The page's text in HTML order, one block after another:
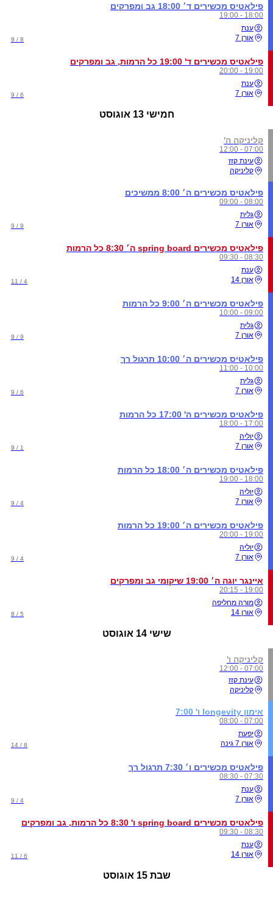
פילאטיס מכשירים ד׳ 18:00 גב ומפרקים
18:00 - 19:00
ענת
אורן 7
8 / 9
פילאטיס מכשירים ד' 19:00 כל הרמות, גב ומפרקים
19:00 - 20:00
ענת
אורן 7
6 / 9
חמישי 13 אוגוסט
קליניקה ה'
07:00 - 12:00
עינת קזז
קליניקה
פילאטיס מכשירים ה׳ 8:00 ממשיכים
08:00 - 09:00
גלית
אורן 7
9 / 9
פילאטיס מכשירים spring board ה׳ 8:30 כל הרמות
08:30 - 09:30
ענת
אורן 14
4 / 11
פילאטיס מכשירים ה׳ 9:00 כל הרמות
09:00 - 10:00
גלית
אורן 7
9 / 9
פילאטיס מכשירים ה׳ 10:00 תרגול רך
10:00 - 11:00
גלית
אורן 7
6 / 9
פילאטיס מכשירים ה' 17:00 כל הרמות
17:00 - 18:00
יוליה
אורן 7
1 / 9
פילאטיס מכשירים ה׳ 18:00 כל הרמות
18:00 - 19:00
יוליה
אורן 7
4 / 9
פילאטיס מכשירים ה׳ 19:00 כל הרמות
19:00 - 20:00
יוליה
אורן 7
4 / 9
איינגר יוגה ה׳ 19:00 שיקומי גב ומפרקים
19:00 - 20:15
מורה מחליפה
אורן 14
5 / 8
שישי 14 אוגוסט
קליניקה ו'
07:00 - 12:00
עינת קזז
קליניקה
אימון longevity ו' 7:00
07:00 - 08:00
יפעת
אורן 7 גינה
8 / 14
פילאטיס מכשירים ו׳ 7:30 תרגול רך
07:30 - 08:30
ענת
אורן 7
4 / 9
פילאטיס מכשירים spring board ו' 8:30 כל הרמות, גב ומפרקים
08:30 - 09:30
ענת
אורן 14
6 / 11
שבת 15 אוגוסט